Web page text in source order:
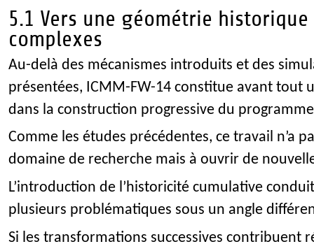
5.1 Vers une géométrie historique
complexes
Au-delà des mécanismes introduits et des
présentées, ICMM-FW-14 constitue avant tout
dans la construction progressive du
Comme les études précédentes, ce travail n’a
domaine de recherche mais à ouvrir de
L’introduction de l’historicité cumulative
plusieurs problématiques sous un angle
Si les transformations successives contribuent